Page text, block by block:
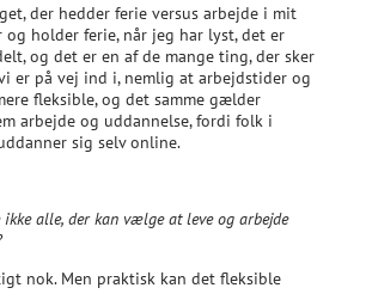
der hedder ferie versus arbejde i mit
og holder ferie, når jeg har lyst, det er
og det er en af de mange ting, der sker
er på vej ind i, nemlig at arbejdstider og
fleksible, og det samme gælder
arbejde og uddannelse, fordi folk i
sig selv online.
ikke alle, der kan vælge at leve og arbejde
nok. Men praktisk kan det fleksible